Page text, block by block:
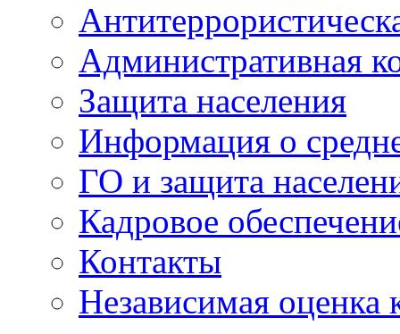
Административная
Защита населения
Информация о
ГО и защита
Кадровое
Контакты
Независимая оценка